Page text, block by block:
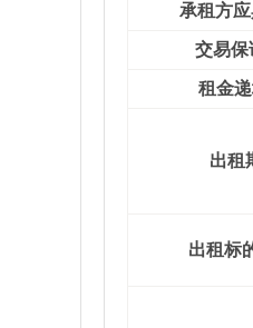
承租方
交易保
租金
出租
出租标